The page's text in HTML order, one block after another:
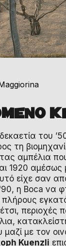
του
τη
αμπέλια
1920 αμέσως
είχε σαν
η Boca να
πλήρους
περιοχές
με τον
Kuenzli